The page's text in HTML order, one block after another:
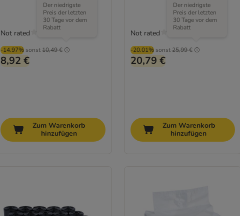
-14.97% sonst10,49 €
Der niedrigste
Preis der letzten
30 Tage vor dem
Rabatt
8,92 €
Not rated
Zum Warenkorb
hinzufügen
-20.01% sonst25,99 €
Der niedrigste
Preis der letzten
30 Tage vor dem
Rabatt
20,79 €
Not rated
Zum Warenkorb
hinzufügen